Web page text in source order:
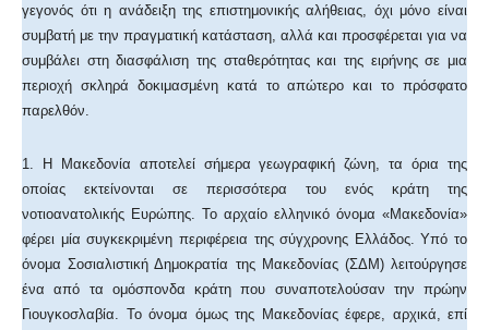
γεγονός ότι η ανάδειξη της επιστημονικής αλήθειας, όχι μόνο είναι
συμβατή με την πραγματική κατάσταση, αλλά και προσφέρεται για να
συμβάλει στη διασφάλιση της σταθερότητας και της ειρήνης σε μια
περιοχή σκληρά δοκιμασμένη κατά το απώτερο και το πρόσφατο
παρελθόν.
1. Η Μακεδονία αποτελεί σήμερα γεωγραφική ζώνη, τα όρια της
οποίας εκτείνονται σε περισσότερα του ενός κράτη της
νοτιοανατολικής Ευρώπης. Το αρχαίο ελληνικό όνομα «Μακεδονία»
φέρει μία συγκεκριμένη περιφέρεια της σύγχρονης Ελλάδος. Υπό το
όνομα Σοσιαλιστική Δημοκρατία της Μακεδονίας (ΣΔΜ) λειτούργησε
ένα από τα ομόσπονδα κράτη που συναποτελούσαν την πρώην
Γιουγκοσλαβία. Το όνομα όμως της Μακεδονίας έφερε, αρχικά, επί